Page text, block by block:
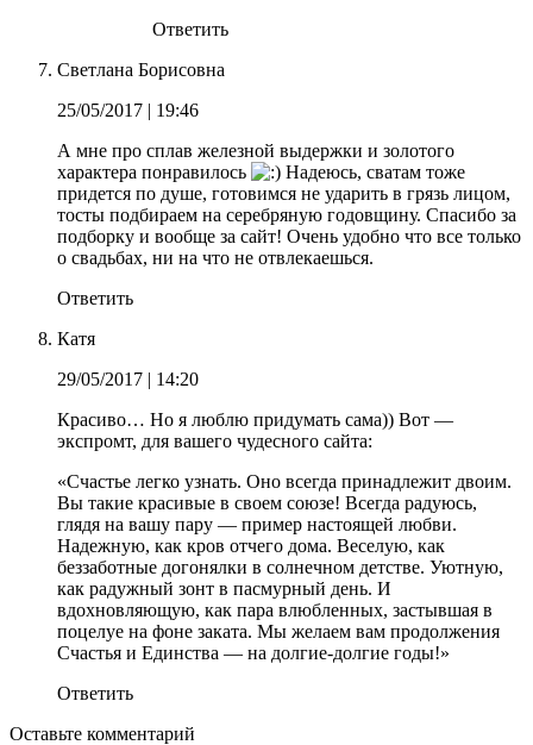
Ответить
Светлана Борисовна
25/05/2017 | 19:46
А мне про сплав железной выдержки и золотого
характера понравилось
Надеюсь, сватам тоже
придется по душе, готовимся не ударить в грязь лицом,
тосты подбираем на серебряную годовщину. Спасибо за
подборку и вообще за сайт! Очень удобно что все только
о свадьбах, ни на что не отвлекаешься.
Ответить
Катя
29/05/2017 | 14:20
Красиво… Но я люблю придумать сама)) Вот —
экспромт, для вашего чудесного сайта:
«Счастье легко узнать. Оно всегда принадлежит двоим.
Вы такие красивые в своем союзе! Всегда радуюсь,
глядя на вашу пару — пример настоящей любви.
Надежную, как кров отчего дома. Веселую, как
беззаботные догонялки в солнечном детстве. Уютную,
как радужный зонт в пасмурный день. И
вдохновляющую, как пара влюбленных, застывшая в
поцелуе на фоне заката. Мы желаем вам продолжения
Счастья и Единства — на долгие-долгие годы!»
Ответить
Оставьте комментарий